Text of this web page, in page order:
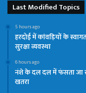
Last Modified Topics
5 hours ago
हरदोई में कांवड़ियों के
सुरक्षा व्यवस्था
6 hours ago
नंशे के दल दल में फंसता जा
खतरा